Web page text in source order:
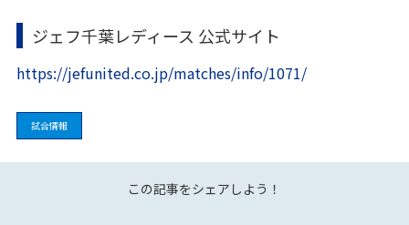
ジェフ千葉レディース 公式サイト
https://jefunited.co.jp/matches/info/1071/
試合情報
この記事をシェアしよう！